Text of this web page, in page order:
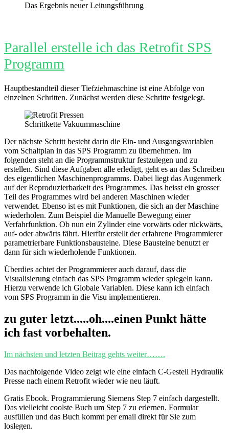
Das Ergebnis neuer Leitungsführung
Parallel erstelle ich das Retrofit SPS
Programm
Hauptbestandteil dieser Tiefziehmaschine ist eine Abfolge von
einzelnen Schritten. Zunächst werden diese Schritte festgelegt.
Schrittkette Vakuummaschine
Der nächste Schritt besteht darin die Ein- und Ausgangsvariablen
vom Schaltplan in das SPS Programm zu übernehmen. Im
folgenden steht an die Programmstruktur festzulegen und zu
erstellen. Sind diese Aufgaben alle erledigt, geht es an das Schreiben
des eigentlichen Maschinenprogramms. Dabei liegt das Augenmerk
auf der Reproduzierbarkeit des Programmes. Das heisst ein grosser
Teil des Programmes wird bei anderen Maschinen wieder
verwendet. Ebenso ist es mit Funktionen, die sich an der Maschine
wiederholen. Zum Beispiel die Manuelle Bewegung einer
Verfahrfunktion. Ob nun ein Zylinder eine vorwärts oder rückwärts,
auf- oder abwärts fährt. Hierfür erstellt der erfahrene Programmierer
parametrierbare Funktionsbausteine. Diese Bausteine benutzt er
dann für sich wiederholende Funktionen.
Überdies achtet der Programmierer auch darauf, dass die
Visualisierung einfach das SPS Programm wieder spiegeln kann.
Hierzu verwende ich Globale Variablen. Diese kann ich einfach
vom SPS Programm in die Visu implementieren.
zu guter letzt.....oh....einen Punkt hätte
ich fast vorbehalten.
Im nächsten und letzten Beitrag gehts weiter…….
Das nachfolgende Video zeigt wie eine einfach C-Gestell Hydraulik
Presse nach einem Retrofit wieder wie neu läuft.
Gratis Ebook. Programmierung Siemens Step 7 einfach dargestellt.
Das vielleicht coolste Buch um Step 7 zu erlernen. Formular
ausfüllen und das Buch kommt per email direkt für Sie zum
loslegen.